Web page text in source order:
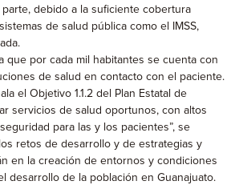
debido a la suficiente cobertura
de salud pública como el IMSS,
que por cada mil habitantes se cuenta con
de salud en contacto con el paciente.
el Objetivo 1.1.2 del Plan Estatal de
servicios de salud oportunos, con altos
para las y los pacientes”, se
retos de desarrollo y de estrategias y
en la creación de entornos y condiciones
desarrollo de la población en Guanajuato.